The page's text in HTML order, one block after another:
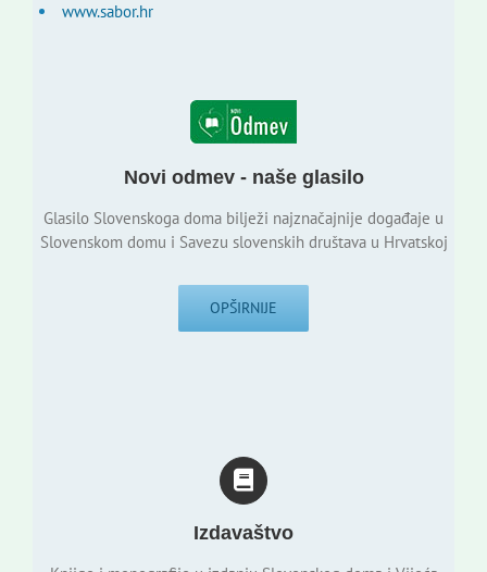
www.sabor.hr
Novi odmev - naše glasilo
Glasilo Slovenskoga doma bilježi najznačajnije događaje u
Slovenskom domu i Savezu slovenskih društava u Hrvatskoj
OPŠIRNIJE
Izdavaštvo